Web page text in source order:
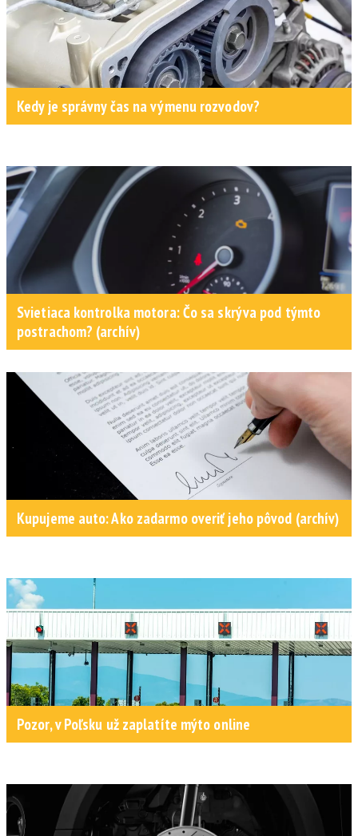
Kedy je správny čas na výmenu rozvodov?
Svietiaca kontrolka motora: Čo sa skrýva pod týmto
postrachom? (archív)
Kupujeme auto: Ako zadarmo overiť jeho pôvod (archív)
Pozor, v Poľsku už zaplatíte mýto online